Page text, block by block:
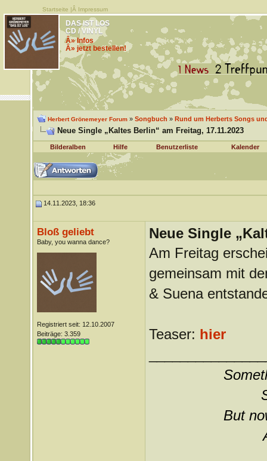
Startseite |Â Impressum
DAS IST LOS
CD / VINYL
Â» Infos
Â» jetzt bestellen!
Herbert Grönemeyer Forum» Songbuch » Rund um Herberts Songs
Neue Single „Kaltes Berlin“ am Freitag, 17.11.2023
Bilderalben Hilfe Benutzerliste Kalender
14.11.2023, 18:36
Bloß geliebt
Baby, you wanna dance?
Registriert seit: 12.10.2007
Beiträge: 3.359
Neue Single
Am Freitag
gemeinsam mit
& Suena
Teaser: hier
But